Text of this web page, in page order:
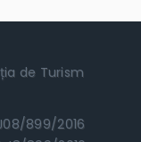
de Turism
899/2016